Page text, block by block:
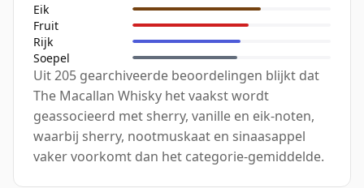
Eik
Fruit
Rijk
Soepel
Uit 205 gearchiveerde beoordelingen blijkt dat
The Macallan Whisky het vaakst wordt
geassocieerd met sherry, vanille en eik-noten,
waarbij sherry, nootmuskaat en sinaasappel
vaker voorkomt dan het categorie-gemiddelde.